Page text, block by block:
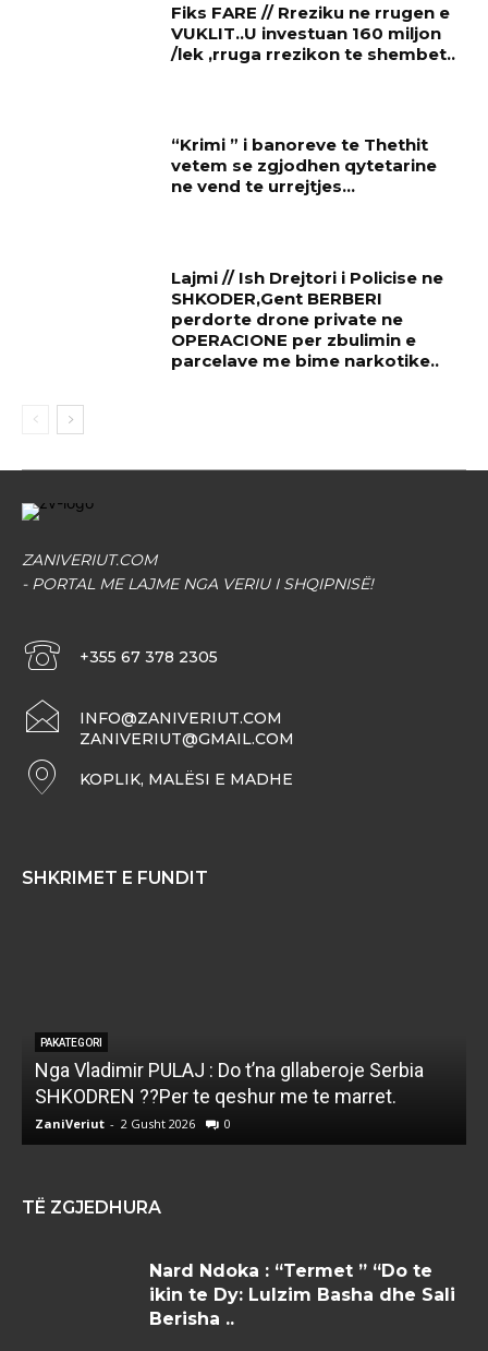
Fiks FARE // Rreziku ne rrugen e
VUKLIT..U investuan 160 miljon
/lek ,rruga rrezikon te shembet..
“Krimi ” i banoreve te Thethit
vetem se zgjodhen qytetarine
ne vend te urrejtjes…
Lajmi // Ish Drejtori i Policise ne
SHKODER,Gent BERBERI
perdorte drone private ne
OPERACIONE per zbulimin e
parcelave me bime narkotike..
ZANIVERIUT.COM
- PORTAL ME LAJME NGA VERIU I SHQIPNISË!
+355 67 378 2305
INFO@ZANIVERIUT.COM
ZANIVERIUT@GMAIL.COM
KOPLIK, MALËSI E MADHE
SHKRIMET E FUNDIT
PAKATEGORI
Nga Vladimir PULAJ : Do t’na gllaberoje Serbia
SHKODREN ??Per te qeshur me te marret.
ZaniVeriut - 2 Gusht 2026 0
TË ZGJEDHURA
Nard Ndoka : “Termet ” “Do te
ikin te Dy: Lulzim Basha dhe Sali
Berisha ..